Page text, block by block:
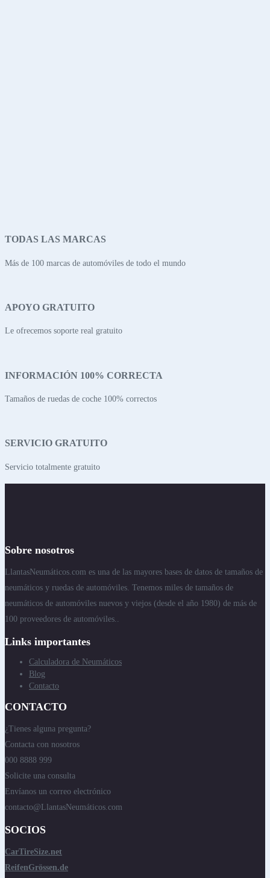
TODAS LAS MARCAS
Más de 100 marcas de automóviles de todo el mundo
APOYO GRATUITO
Le ofrecemos soporte real gratuito
INFORMACIÓN 100% CORRECTA
Tamaños de ruedas de coche 100% correctos
SERVICIO GRATUITO
Servicio totalmente gratuito
Sobre nosotros
LlantasNeumáticos.com es una de las mayores bases de datos de tamaños de
neumáticos y ruedas de automóviles. Tenemos miles de tamaños de
neumáticos de automóviles nuevos y viejos (desde el año 1980) de más de
100 proveedores de automóviles..
Links importantes
Calculadora de Neumáticos
Blog
Contacto
CONTACTO
¿Tienes alguna pregunta?
Contacta con nosotros
000 8888 999
Solicite una consulta
Envíanos un correo electrónico
contacto@LlantasNeumáticos.com
SOCIOS
CarTireSize.net
ReifenGrössen.de